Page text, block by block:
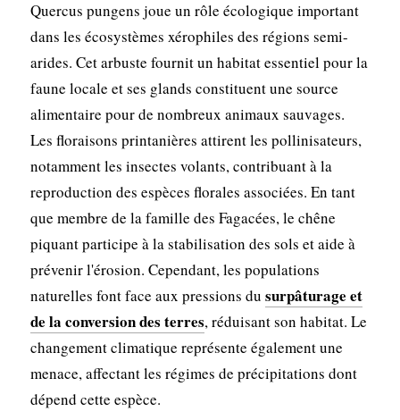
Quercus pungens joue un rôle écologique important
dans les écosystèmes xérophiles des régions semi-
arides. Cet arbuste fournit un habitat essentiel pour la
faune locale et ses glands constituent une source
alimentaire pour de nombreux animaux sauvages.
Les floraisons printanières attirent les pollinisateurs,
notamment les insectes volants, contribuant à la
reproduction des espèces florales associées. En tant
que membre de la famille des Fagacées, le chêne
piquant participe à la stabilisation des sols et aide à
prévenir l'érosion. Cependant, les populations
naturelles font face aux pressions du surpâturage et
de la conversion des terres, réduisant son habitat. Le
changement climatique représente également une
menace, affectant les régimes de précipitations dont
dépend cette espèce.